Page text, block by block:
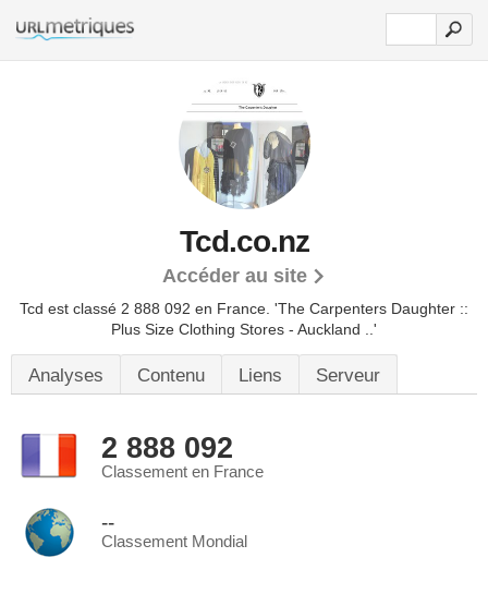
Tcd.co.nz
Accéder au site
Tcd est classé 2 888 092 en France. 'The Carpenters Daughter ::
Plus Size Clothing Stores - Auckland ..'
Analyses Contenu Liens Serveur
2 888 092
Classement en France
--
Classement Mondial